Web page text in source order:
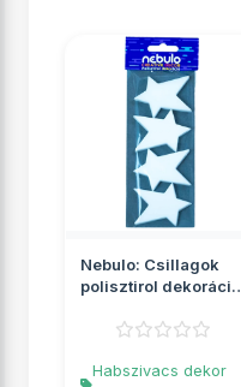
Nebulo: Csillagok
polisztirol dekoráció
Habszivacs dekor